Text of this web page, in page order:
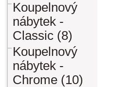
Koupelnový
nábytek -
Classic (8)
Koupelnový
nábytek -
Chrome (10)